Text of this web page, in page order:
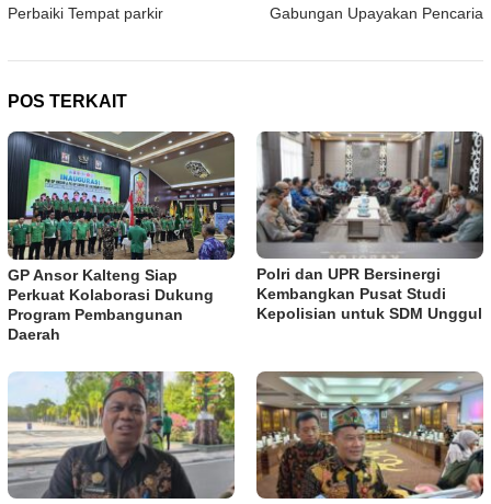
Perbaiki Tempat parkir
Gabungan Upayakan Pencaria
POS TERKAIT
GP Ansor Kalteng Siap
Perkuat Kolaborasi Dukung
Program Pembangunan
Daerah
Polri dan UPR Bersinergi
Kembangkan Pusat Studi
Kepolisian untuk SDM Unggul